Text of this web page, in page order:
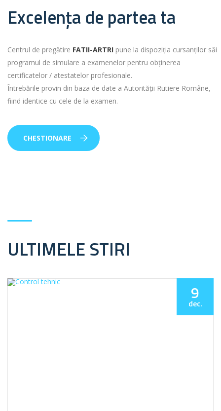
Excelența de partea ta
Centrul de pregătire FATII-ARTRI pune la dispoziția cursanților săi
programul de simulare a examenelor pentru obținerea
certificatelor / atestatelor profesionale.
Întrebările provin din baza de date a Autorității Rutiere Române,
fiind identice cu cele de la examen.
CHESTIONARE
ULTIMELE STIRI
9
dec.